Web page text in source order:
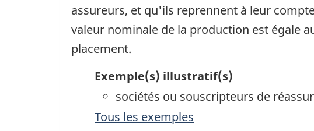
assureurs, et qu'ils reprennent à leur
valeur nominale de la production est égale
placement.
Exemple(s) illustratif(s)
sociétés ou souscripteurs de
Tous les exemples